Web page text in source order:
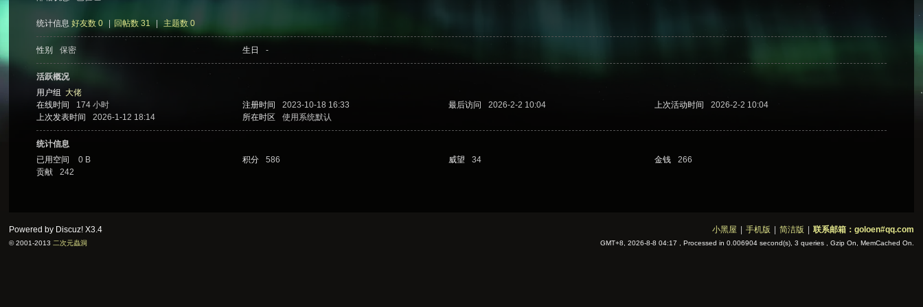
统计信息 好友数 0 回帖数 31 主题数 0
性别 保密 生日 -
活跃概况
用户组大佬
在线时间
174 小时 注册时间 2023-10-18 16:33 最后访问 2026-2-2 10:04 上次活动时间
2026-2-2 10:04
上次发表时间
2026-1-12 18:14 所在时区 使用系统默认
统计信息
已用空间
0 B 积分 586 威望 34 金钱
266
贡献
242
小黑屋 手机版 简洁版 联系邮箱：goloen#qq.com
GMT+8, 2026-8-8 04:17 , Processed in 0.006904 second(s), 3 queries , Gzip On, MemCached On.
Powered by Discuz!X3.4
© 2001-2013 二次元蟲洞